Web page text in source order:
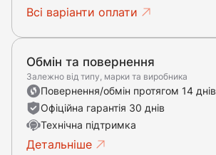
Всі варіанти оплати
Обмін та повернення
Залежно від типу, марки та виробника
Повернення/обмін протягом 14 днів
Офіційна гарантія 30 днів
Технічна підтримка
Детальніше